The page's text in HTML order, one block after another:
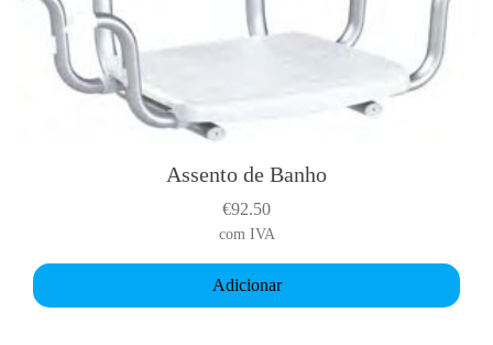
Assento de Banho
€92.50
com IVA
Adicionar